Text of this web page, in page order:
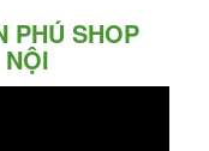
PHÚ SHOP